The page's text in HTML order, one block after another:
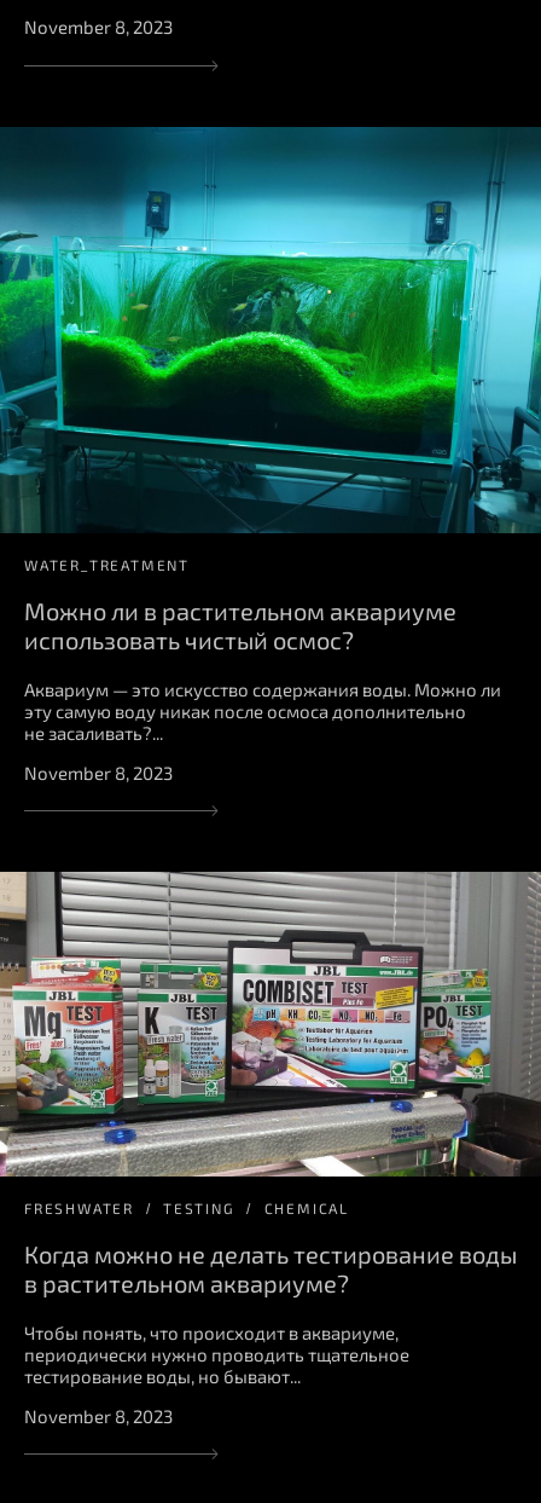
November 8, 2023
WATER_TREATMENT
Можно ли в растительном аквариуме
использовать чистый осмос?
Аквариум — это искусство содержания воды. Можно ли
эту самую воду никак после осмоса дополнительно
не засаливать?...
November 8, 2023
FRESHWATER TESTING CHEMICAL
Когда можно не делать тестирование воды
в растительном аквариуме?
Чтобы понять, что происходит в аквариуме,
периодически нужно проводить тщательное
тестирование воды, но бывают...
November 8, 2023